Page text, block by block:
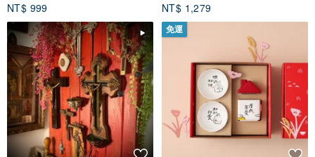
NT$ 999
NT$ 1,279
免運